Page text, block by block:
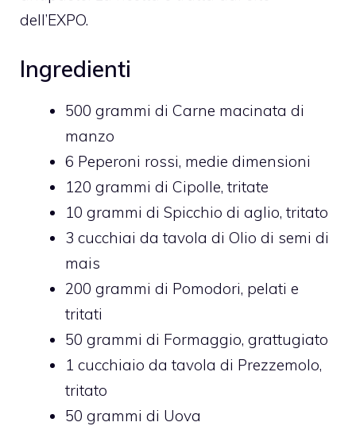
dell’EXPO.
Ingredienti
500 grammi di Carne macinata di
manzo
6 Peperoni rossi, medie dimensioni
120 grammi di Cipolle, tritate
10 grammi di Spicchio di aglio, tritato
3 cucchiai da tavola di Olio di semi di
mais
200 grammi di Pomodori, pelati e
tritati
50 grammi di Formaggio, grattugiato
1 cucchiaio da tavola di Prezzemolo,
tritato
50 grammi di Uova